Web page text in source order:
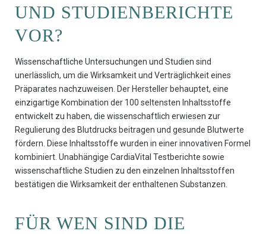
UND STUDIENBERICHTE
VOR?
Wissenschaftliche Untersuchungen und Studien sind
unerlässlich, um die Wirksamkeit und Verträglichkeit eines
Präparates nachzuweisen. Der Hersteller behauptet, eine
einzigartige Kombination der 100 seltensten Inhaltsstoffe
entwickelt zu haben, die wissenschaftlich erwiesen zur
Regulierung des Blutdrucks beitragen und gesunde Blutwerte
fördern. Diese Inhaltsstoffe wurden in einer innovativen Formel
kombiniert. Unabhängige CardiaVital Testberichte sowie
wissenschaftliche Studien zu den einzelnen Inhaltsstoffen
bestätigen die Wirksamkeit der enthaltenen Substanzen.
FÜR WEN SIND DIE